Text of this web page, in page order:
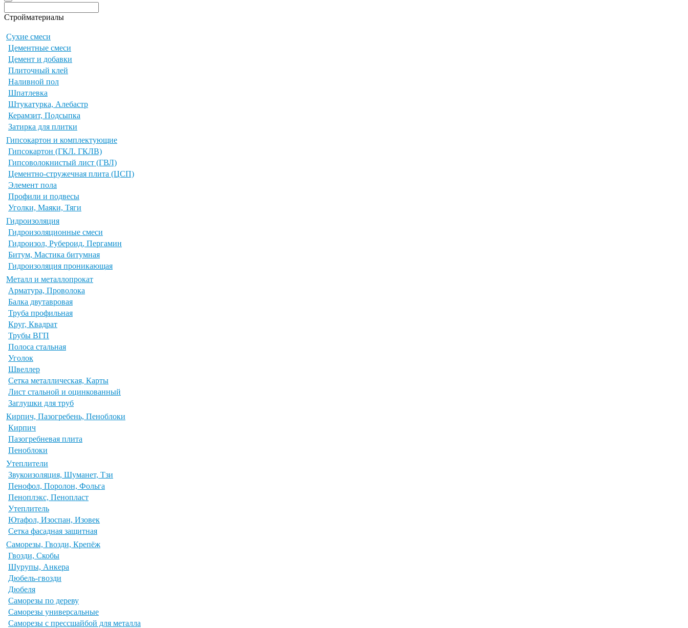
Стройматериалы
Сухие смеси
Цементные смеси
Цемент и добавки
Плиточный клей
Наливной пол
Шпатлевка
Штукатурка, Алебастр
Керамзит, Подсыпка
Затирка для плитки
Гипсокартон и комплектующие
Гипсокартон (ГКЛ. ГКЛВ)
Гипсоволокнистый лист (ГВЛ)
Цементно-стружечная плита (ЦСП)
Элемент пола
Профили и подвесы
Уголки, Маяки, Тяги
Гидроизоляция
Гидроизоляционные смеси
Гидроизол, Рубероид, Пергамин
Битум, Мастика битумная
Гидроизоляция проникающая
Металл и металлопрокат
Арматура, Проволока
Балка двутавровая
Труба профильная
Круг, Квадрат
Трубы ВГП
Полоса стальная
Уголок
Швеллер
Сетка металлическая, Карты
Лист стальной и оцинкованный
Заглушки для труб
Кирпич, Пазогребень, Пеноблоки
Кирпич
Пазогребневая плита
Пеноблоки
Утеплители
Звукоизоляция, Шуманет, Тзи
Пенофол, Поролон, Фольга
Пеноплэкс, Пенопласт
Утеплитель
Ютафол, Изоспан, Изовек
Сетка фасадная защитная
Саморезы, Гвозди, Крепёж
Гвозди, Скобы
Шурупы, Анкера
Дюбель-гвозди
Дюбеля
Саморезы по дереву
Саморезы универсальные
Саморезы с прессшайбой для металла